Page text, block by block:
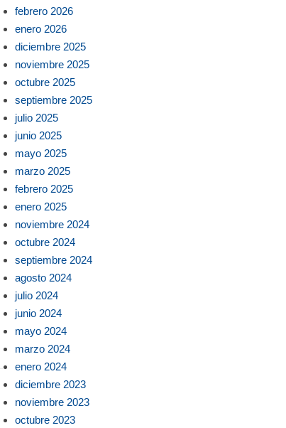
febrero 2026
enero 2026
diciembre 2025
noviembre 2025
octubre 2025
septiembre 2025
julio 2025
junio 2025
mayo 2025
marzo 2025
febrero 2025
enero 2025
noviembre 2024
octubre 2024
septiembre 2024
agosto 2024
julio 2024
junio 2024
mayo 2024
marzo 2024
enero 2024
diciembre 2023
noviembre 2023
octubre 2023